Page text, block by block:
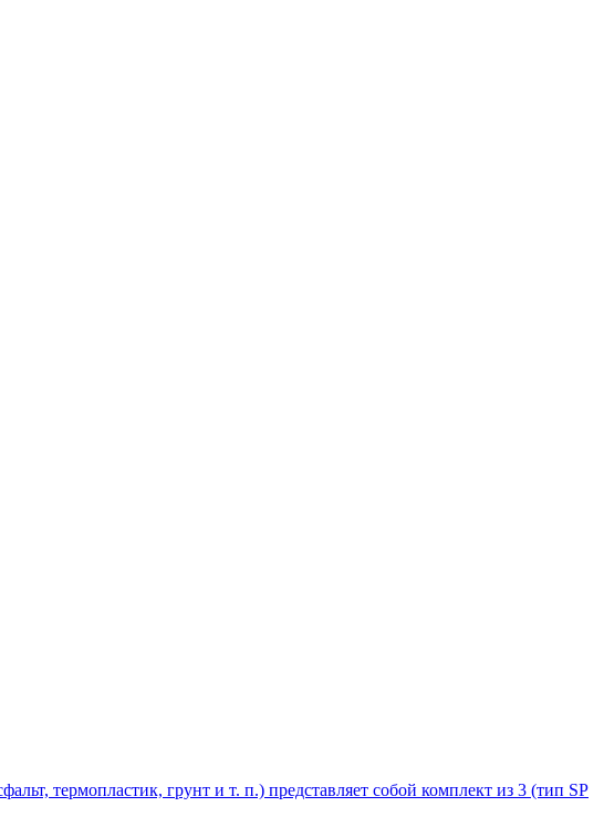
термопластик, грунт и т. п.) представляет собой комплект из 3 (тип SP